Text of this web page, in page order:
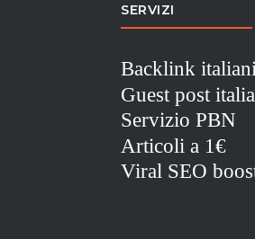
SERVIZI
Backlink
Guest post
Servizio PBN
Articoli a 1€
Viral SEO